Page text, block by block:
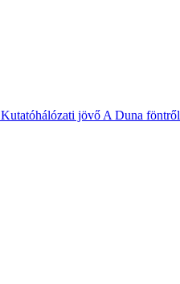
Kutatóhálózati jövő A Duna föntről